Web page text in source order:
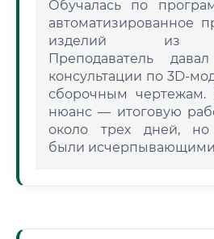
Обучалась по
автоматизированное
изделий из
Преподаватель
консультации по 3D-
сборочным чертежам.
нюанс — итоговую
около трех дней, но
были